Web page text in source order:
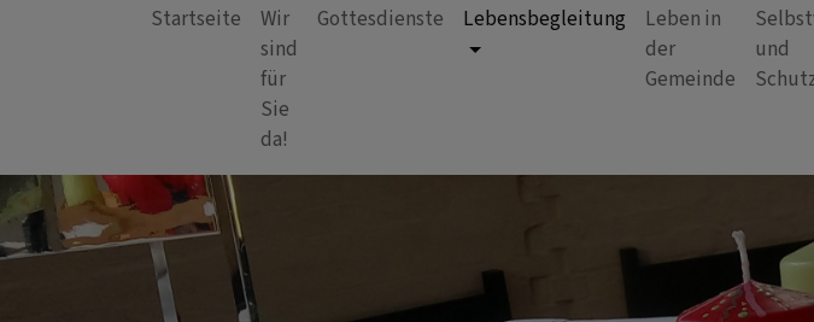
Hauptnavigation
Startseite
Wir
sind
für
Sie
da!
Gottesdienste Lebensbegleitung
Leben in
der
Gemeinde
und